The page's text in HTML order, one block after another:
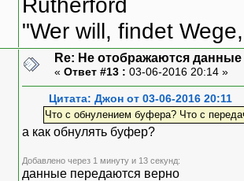
}));
});
thServer.
}
FileStream
string
private
{
Rutherford
"Wer will, findet
Re: Не отображаются
« Ответ #13 : 03-06-2016 20:14 »
Цитата: Джон от 03-06-2016 20:11
Что с обнулением буфера? Что с
а как обнулять буфер?
Добавлено через 1 минуту и 13 секунд:
данные передаются верно